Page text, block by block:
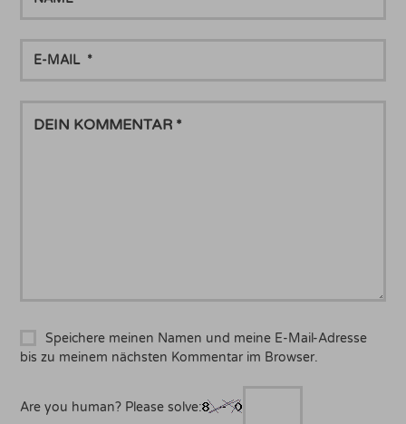
MAIL
KOMMENTAR
Speichere meinen Namen und meine E-Mail-Adresse
bis zu meinem nächsten Kommentar im Browser.
Are you human? Please solve: